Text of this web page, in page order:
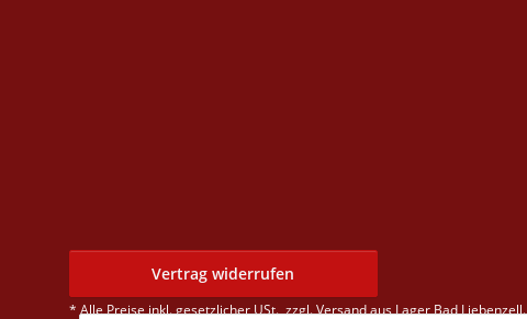
Vertrag widerrufen
* Alle Preise inkl. gesetzlicher USt., zzgl.Versandaus Lager Bad Liebenzell.